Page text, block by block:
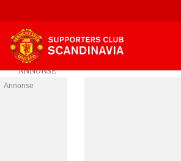
Annonse